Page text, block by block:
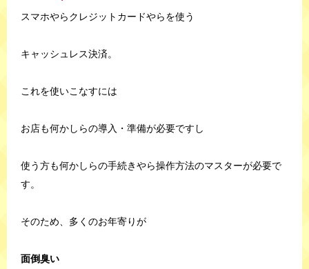
スマホやらクレジットカードやらを使う
キャッシュレス決済。
これを使いこなすには
お店も何かしらの導入・準備が必要ですし
使う方も何かしらの手続きやら操作方法のマスターが必要で
す。
そのため、多くのお年寄りが
面倒臭い